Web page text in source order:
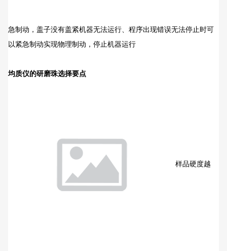
急制动，盖子没有盖紧机器无法运行、程序出现错误无法停止时可
以紧急制动实现物理制动，停止机器运行
均质仪的研磨珠选择要点
样品硬度越